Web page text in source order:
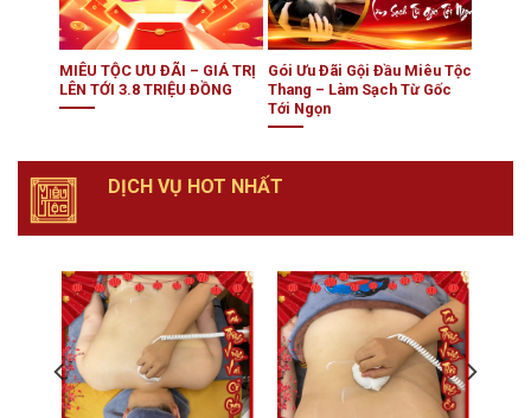
MIÊU TỘC ƯU ĐÃI – GIÁ TRỊ
LÊN TỚI 3.8 TRIỆU ĐỒNG
Gói Ưu Đãi Gội Đầu Miêu Tộc
Thang – Làm Sạch Từ Gốc
Tới Ngọn
DỊCH VỤ HOT NHẤT